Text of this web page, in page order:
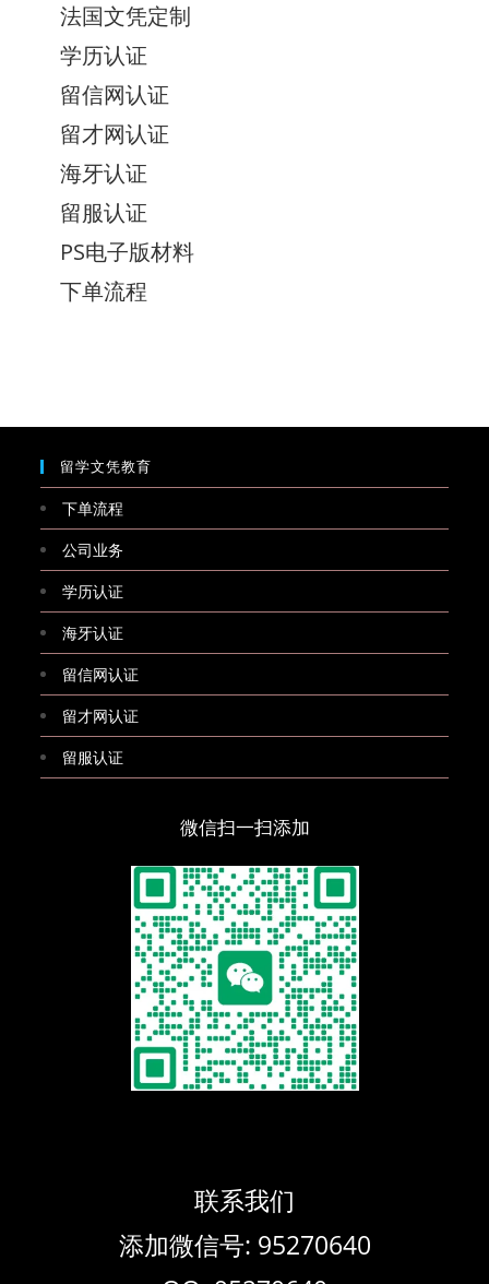
法国文凭定制
学历认证
留信网认证
留才网认证
海牙认证
留服认证
PS电子版材料
下单流程
留学文凭教育
下单流程
公司业务
学历认证
海牙认证
留信网认证
留才网认证
留服认证
微信扫一扫添加
联系我们
添加微信号: 95270640